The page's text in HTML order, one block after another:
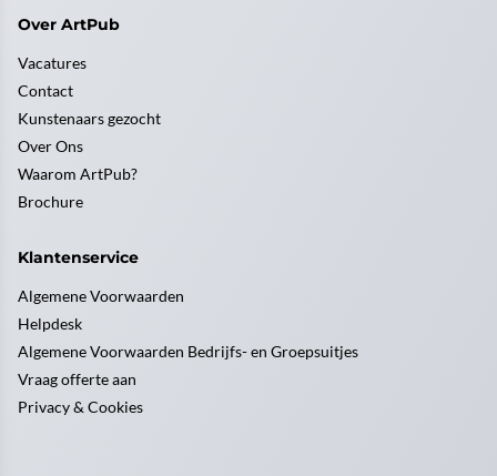
Over ArtPub
Vacatures
Contact
Kunstenaars gezocht
Over Ons
Waarom ArtPub?
Brochure
Klantenservice
Algemene Voorwaarden
Helpdesk
Algemene Voorwaarden Bedrijfs- en Groepsuitjes
Vraag offerte aan
Privacy & Cookies